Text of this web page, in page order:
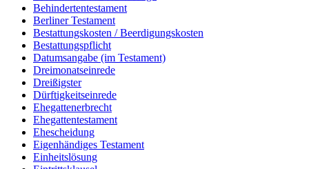
Behindertentestament
Berliner Testament
Bestattungskosten / Beerdigungskosten
Bestattungspflicht
Datumsangabe (im Testament)
Dreimonatseinrede
Dreißigster
Dürftigkeitseinrede
Ehegattenerbrecht
Ehegattentestament
Ehescheidung
Eigenhändiges Testament
Einheitslösung